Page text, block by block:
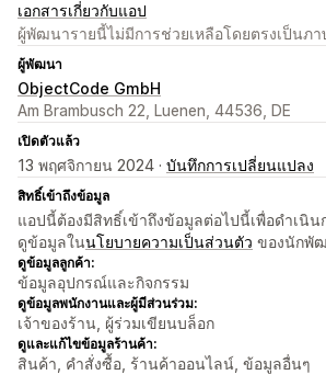
เอกสารเกี่ยวกับแอป
ผู้พัฒนารายนี้ไม่มีการช่วยเหลือโดยตรงเป็นภา
ผู้พัฒนา
ObjectCode GmbH
Am Brambusch 22, Luenen, 44536, DE
เปิดตัวแล้ว
13 พฤศจิกายน 2024 · บันทึกการเปลี่ยนแปลง
สิทธิ์เข้าถึงข้อมูล
แอปนี้ต้องมีสิทธิ์เข้าถึงข้อมูลต่อไปนี้เพื่อดำเนิ
ดูข้อมูลในนโยบายความเป็นส่วนตัว ของนักพั
ดูข้อมูลลูกค้า:
ข้อมูลอุปกรณ์และกิจกรรม
ดูข้อมูลพนักงานและผู้มีส่วนร่วม:
เจ้าของร้าน, ผู้ร่วมเขียนบล็อก
ดูและแก้ไขข้อมูลร้านค้า:
สินค้า, คำสั่งซื้อ, ร้านค้าออนไลน์, ข้อมูลอื่นๆ